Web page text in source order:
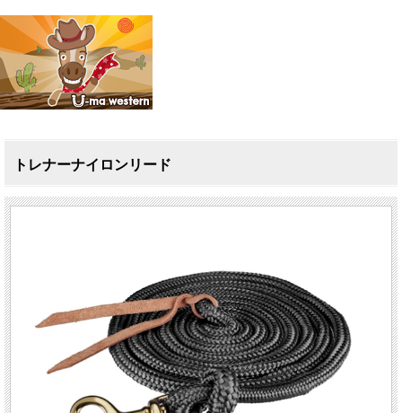
トレナーナイロンリード